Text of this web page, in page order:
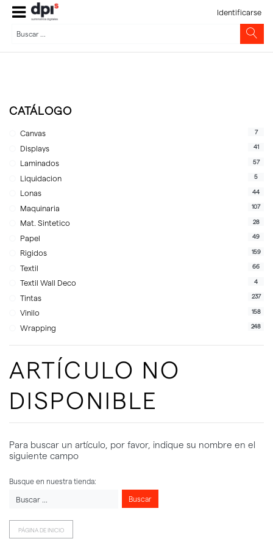
Identificarse
CATÁLOGO
Canvas 7
Displays 41
Laminados 57
Liquidacion 5
Lonas 44
Maquinaria 107
Mat. Sintetico 28
Papel 49
Rigidos 159
Textil 66
Textil Wall Deco 4
Tintas 237
Vinilo 158
Wrapping 248
ARTÍCULO NO
DISPONIBLE
Para buscar un artículo, por favor, indique su nombre en el
siguiente campo
Busque en nuestra tienda:
Buscar
PÁGINA DE INICIO